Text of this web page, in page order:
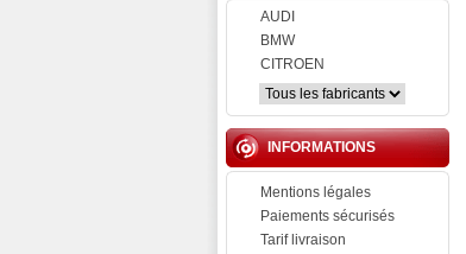
AUDI
BMW
CITROEN
INFORMATIONS
Mentions légales
Paiements sécurisés
Tarif livraison